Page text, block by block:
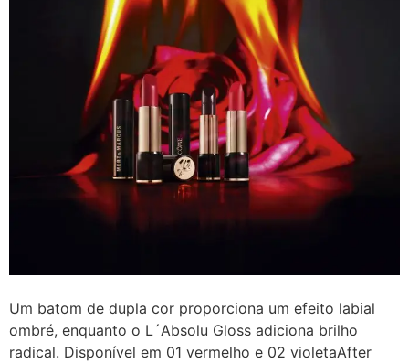
Um batom de dupla cor proporciona um efeito labial
ombré, enquanto o L´Absolu Gloss adiciona brilho
radical. Disponível em 01 vermelho e 02 violetaAfter